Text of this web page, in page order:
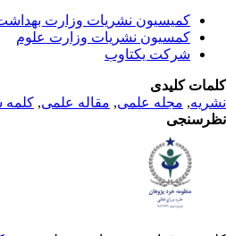
کمیسیون نشریات وزارت
کمسیون نشریات وزارت علوم
شرکت یکتاوب
کلمات کلیدی
نشریه, مجله علمی, مقاله علمی, کلمه
نظرسنجی